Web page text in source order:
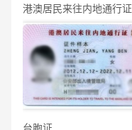
港澳居民来往内地通行证